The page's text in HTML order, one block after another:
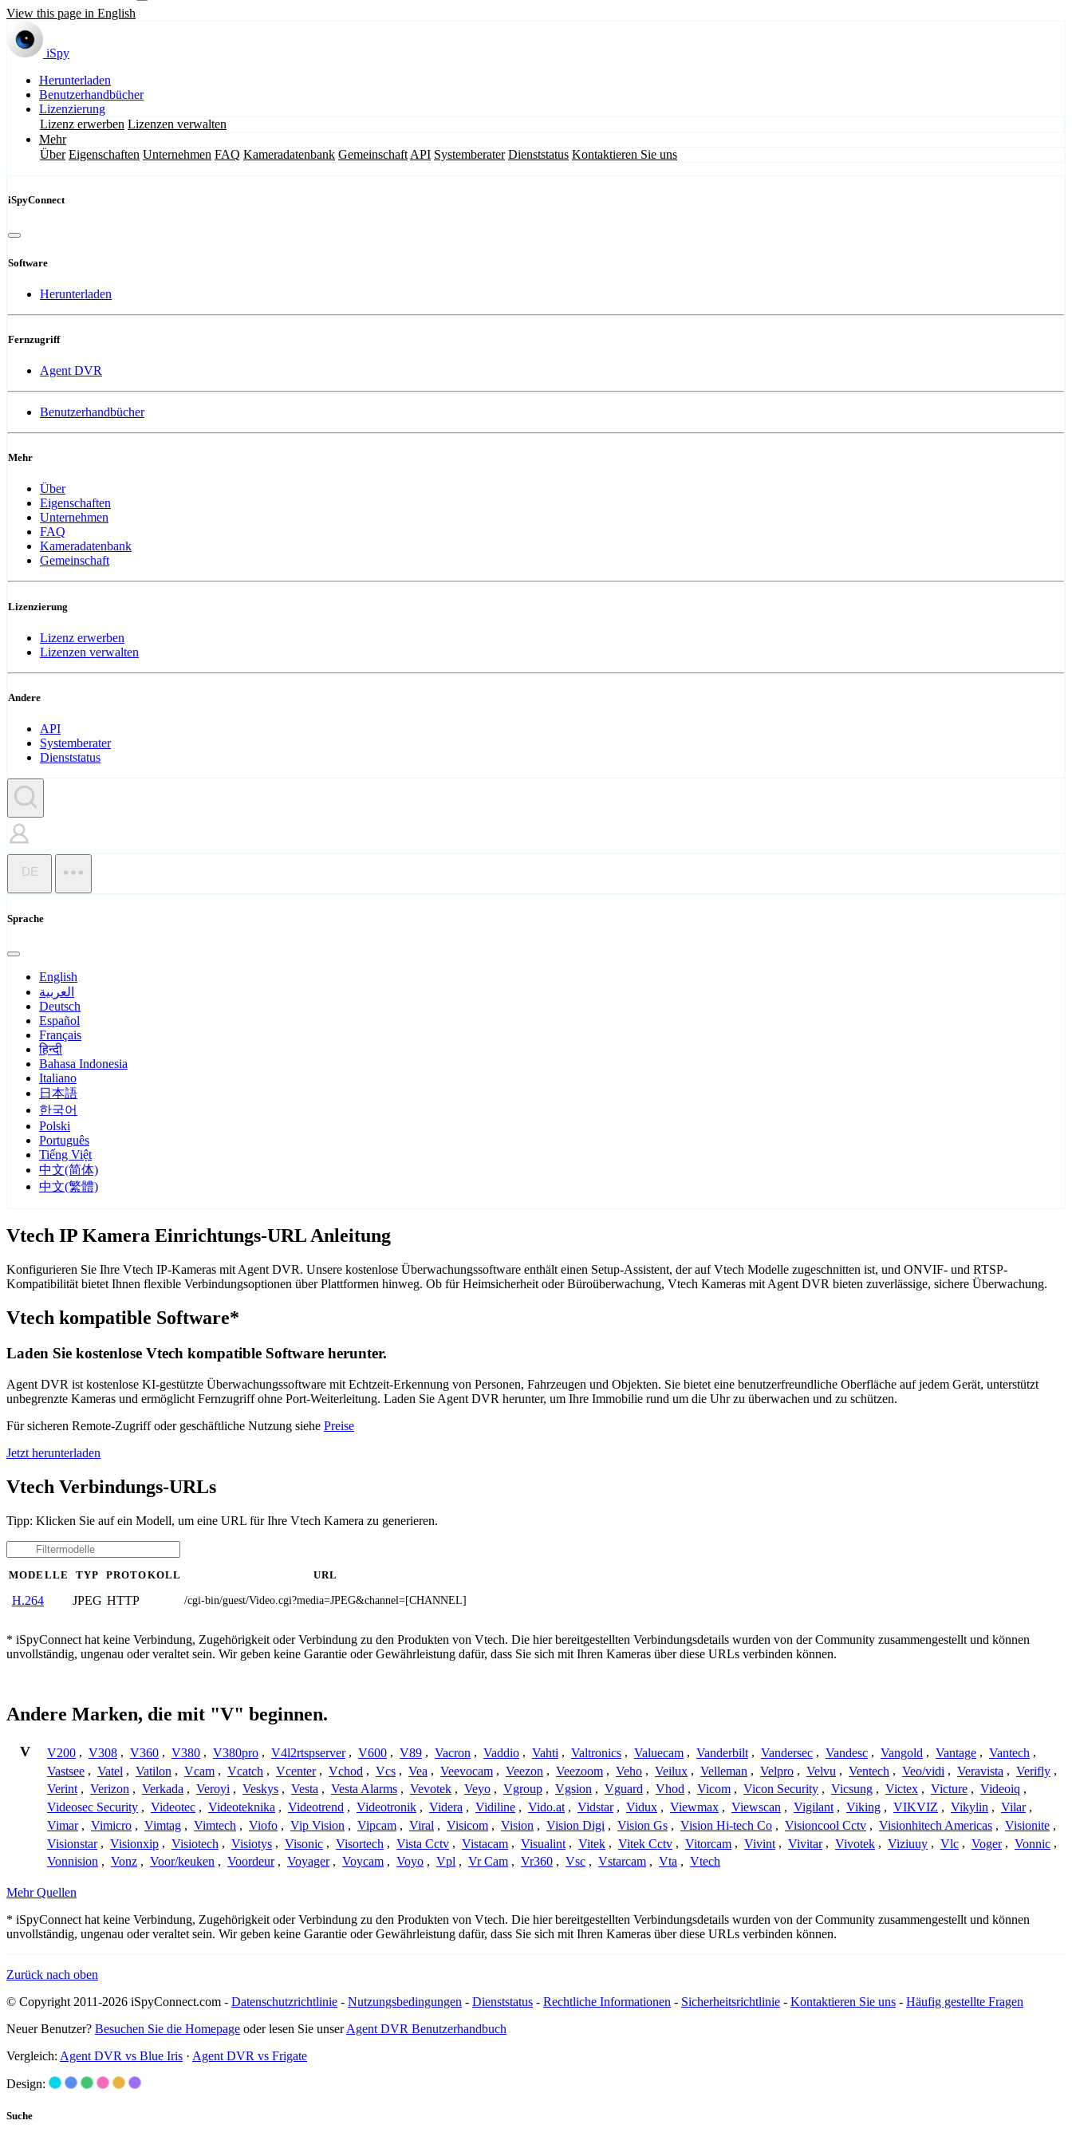
View this page in English
iSpy
Herunterladen
Benutzerhandbücher
Lizenzierung
Lizenz erwerben Lizenzen verwalten
Mehr
Über Eigenschaften Unternehmen FAQ Kameradatenbank Gemeinschaft API Systemberater Dienststatus Kontaktieren Sie uns
iSpyConnect
Software
Herunterladen
Fernzugriff
Agent DVR
Benutzerhandbücher
Mehr
Über
Eigenschaften
Unternehmen
FAQ
Kameradatenbank
Gemeinschaft
Lizenzierung
Lizenz erwerben
Lizenzen verwalten
Andere
API
Systemberater
Dienststatus
DE
Sprache
English
العربية
Deutsch
Español
Français
हिन्दी
Bahasa Indonesia
Italiano
日本語
한국어
Polski
Português
Tiếng Việt
中文(简体)
中文(繁體)
Vtech IP Kamera Einrichtungs-URL Anleitung
Konfigurieren Sie Ihre Vtech IP-Kameras mit Agent DVR. Unsere kostenlose Überwachungssoftware enthält einen Setup-Assistent, der auf Vtech Modelle zugeschnitten ist, und ONVIF- und RTSP-
Kompatibilität bietet Ihnen flexible Verbindungsoptionen über Plattformen hinweg. Ob für Heimsicherheit oder Büroüberwachung, Vtech Kameras mit Agent DVR bieten zuverlässige, sichere Überwachung.
Vtech kompatible Software*
Laden Sie kostenlose Vtech kompatible Software herunter.
Agent DVR ist kostenlose KI-gestützte Überwachungssoftware mit Echtzeit-Erkennung von Personen, Fahrzeugen und Objekten. Sie bietet eine benutzerfreundliche Oberfläche auf jedem Gerät, unterstützt
unbegrenzte Kameras und ermöglicht Fernzugriff ohne Port-Weiterleitung. Laden Sie Agent DVR herunter, um Ihre Immobilie rund um die Uhr zu überwachen und zu schützen.
Für sicheren Remote-Zugriff oder geschäftliche Nutzung siehe Preise
Jetzt herunterladen
Vtech Verbindungs-URLs
Tipp: Klicken Sie auf ein Modell, um eine URL für Ihre Vtech Kamera zu generieren.
MODELLE TYP PROTOKOLL URL
H.264 JPEG HTTP /cgi-bin/guest/Video.cgi?media=JPEG&channel=[CHANNEL]
* iSpyConnect hat keine Verbindung, Zugehörigkeit oder Verbindung zu den Produkten von Vtech. Die hier bereitgestellten Verbindungsdetails wurden von der Community zusammengestellt und können
unvollständig, ungenau oder veraltet sein. Wir geben keine Garantie oder Gewährleistung dafür, dass Sie sich mit Ihren Kameras über diese URLs verbinden können.
Andere Marken, die mit "V" beginnen.
V V200 , V308 , V360 , V380 , V380pro , V4l2rtspserver , V600 , V89 , Vacron , Vaddio , Vahti , Valtronics , Valuecam , Vanderbilt , Vandersec , Vandesc , Vangold , Vantage , Vantech ,
Vastsee , Vatel , Vatilon , Vcam , Vcatch , Vcenter , Vchod , Vcs , Vea , Veevocam , Veezon , Veezoom , Veho , Veilux , Velleman , Velpro , Velvu , Ventech , Veo/vidi , Veravista , Verifly ,
Verint , Verizon , Verkada , Veroyi , Veskys , Vesta , Vesta Alarms , Vevotek , Veyo , Vgroup , Vgsion , Vguard , Vhod , Vicom , Vicon Security , Vicsung , Victex , Victure , Videoiq ,
Videosec Security , Videotec , Videoteknika , Videotrend , Videotronik , Videra , Vidiline , Vido.at , Vidstar , Vidux , Viewmax , Viewscan , Vigilant , Viking , VIKVIZ , Vikylin , Vilar ,
Vimar , Vimicro , Vimtag , Vimtech , Viofo , Vip Vision , Vipcam , Viral , Visicom , Vision , Vision Digi , Vision Gs , Vision Hi-tech Co , Visioncool Cctv , Visionhitech Americas , Visionite ,
Visionstar , Visionxip , Visiotech , Visiotys , Visonic , Visortech , Vista Cctv , Vistacam , Visualint , Vitek , Vitek Cctv , Vitorcam , Vivint , Vivitar , Vivotek , Viziuuy , Vlc , Voger , Vonnic ,
Vonnision , Vonz , Voor/keuken , Voordeur , Voyager , Voycam , Voyo , Vpl , Vr Cam , Vr360 , Vsc , Vstarcam , Vta , Vtech
Mehr Quellen
* iSpyConnect hat keine Verbindung, Zugehörigkeit oder Verbindung zu den Produkten von Vtech. Die hier bereitgestellten Verbindungsdetails wurden von der Community zusammengestellt und können
unvollständig, ungenau oder veraltet sein. Wir geben keine Garantie oder Gewährleistung dafür, dass Sie sich mit Ihren Kameras über diese URLs verbinden können.
Zurück nach oben
© Copyright 2011-2026 iSpyConnect.com - Datenschutzrichtlinie - Nutzungsbedingungen - Dienststatus - Rechtliche Informationen - Sicherheitsrichtlinie - Kontaktieren Sie uns - Häufig gestellte Fragen
Neuer Benutzer? Besuchen Sie die Homepage oder lesen Sie unserAgent DVR Benutzerhandbuch
Vergleich: Agent DVR vs Blue Iris · Agent DVR vs Frigate
Design:
Suche